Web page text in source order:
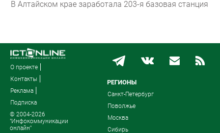
В Алтайском крае заработала 203-я базовая станция
О проекте
Контакты
Реклама
Подписка
© 2004-2026
"Инфокоммуникации
онлайн"
РЕГИОНЫ
Санкт-Петербург
Поволжье
Москва
Сибирь